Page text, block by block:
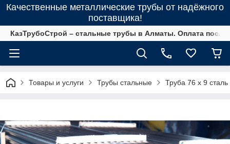
Качественные металлические трубы от надёжного
поставщика!
КазТрубоСтрой – стальные трубы в Алматы. Оплата
Товары и услуги Трубы стальные Труба 76 х 9 сталь